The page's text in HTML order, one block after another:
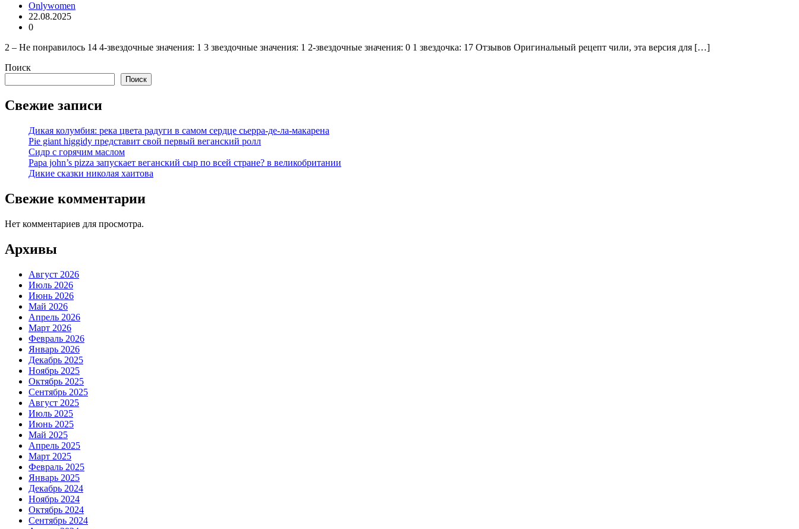
Onlywomen
22.08.2025
0
2 – Не понравилось 14 4-звездочные значения: 1 3 звездочные значения: 1 2-звездочные значения: 0 1 звездочка: 17 Отзывов Оригинальный рецепт чили, эта версия для […]
Поиск
Поиск
Свежие записи
Дикая колумбия: река цвета радуги в самом сердце сьерра-де-ла-макарена
Pie giant higgidy представит свой первый веганский ролл
Сидр с горячим маслом
Papa john’s pizza запускает веганский сыр по всей стране? в великобритании
Дикие сказки николая хаитова
Свежие комментарии
Нет комментариев для просмотра.
Архивы
Август 2026
Июль 2026
Июнь 2026
Май 2026
Апрель 2026
Март 2026
Февраль 2026
Январь 2026
Декабрь 2025
Ноябрь 2025
Октябрь 2025
Сентябрь 2025
Август 2025
Июль 2025
Июнь 2025
Май 2025
Апрель 2025
Март 2025
Февраль 2025
Январь 2025
Декабрь 2024
Ноябрь 2024
Октябрь 2024
Сентябрь 2024